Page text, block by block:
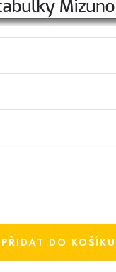
objednávka
zboží
Jak reklamovat
PŘIDAT DO KOŠÍKU